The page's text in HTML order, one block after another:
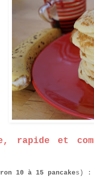
rapide et
10 à 15 pancakes) :